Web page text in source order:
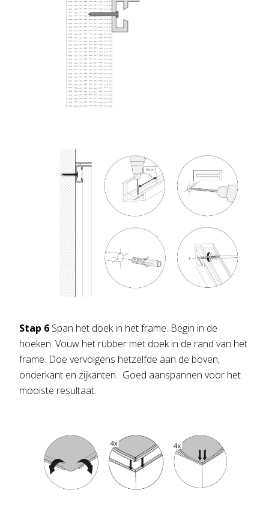
Stap 6 Span het doek in het frame. Begin in de
hoeken. Vouw het rubber met doek in de rand van het
frame. Doe vervolgens hetzelfde aan de boven,
onderkant en zijkanten. Goed aanspannen voor het
mooiste resultaat.